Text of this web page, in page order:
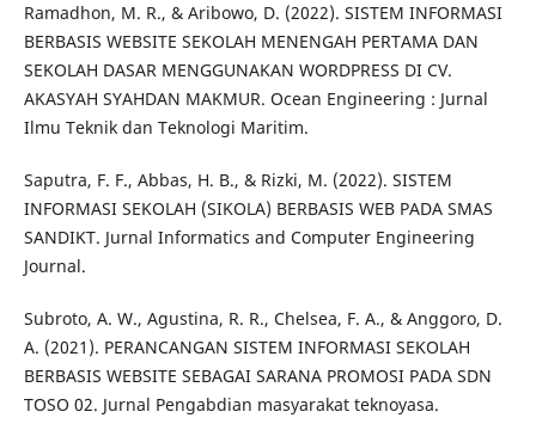
Ramadhon, M. R., & Aribowo, D. (2022). SISTEM INFORMASI
BERBASIS WEBSITE SEKOLAH MENENGAH PERTAMA DAN
SEKOLAH DASAR MENGGUNAKAN WORDPRESS DI CV.
AKASYAH SYAHDAN MAKMUR. Ocean Engineering : Jurnal
Ilmu Teknik dan Teknologi Maritim.
Saputra, F. F., Abbas, H. B., & Rizki, M. (2022). SISTEM
INFORMASI SEKOLAH (SIKOLA) BERBASIS WEB PADA SMAS
SANDIKT. Jurnal Informatics and Computer Engineering
Journal.
Subroto, A. W., Agustina, R. R., Chelsea, F. A., & Anggoro, D.
A. (2021). PERANCANGAN SISTEM INFORMASI SEKOLAH
BERBASIS WEBSITE SEBAGAI SARANA PROMOSI PADA SDN
TOSO 02. Jurnal Pengabdian masyarakat teknoyasa.